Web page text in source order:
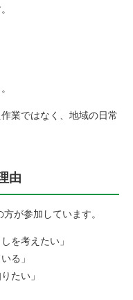
業ではなく、地域の日常
由
が参加しています。
を考えたい」
る」
たい」